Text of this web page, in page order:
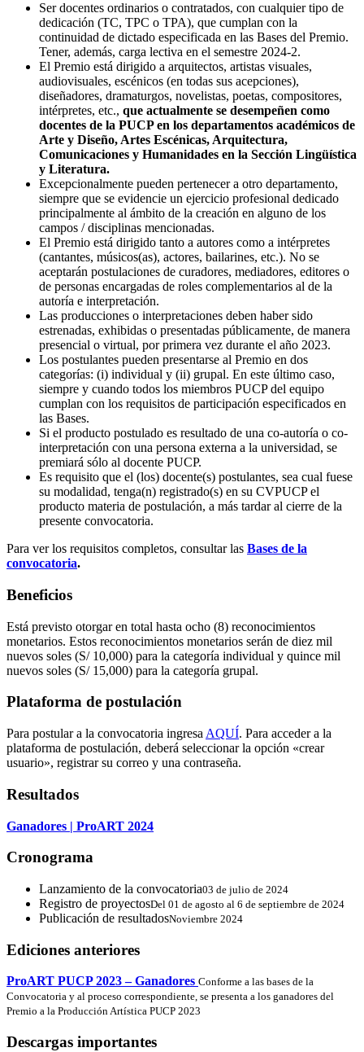
Ser docentes ordinarios o contratados, con cualquier tipo de
dedicación (TC, TPC o TPA), que cumplan con la
continuidad de dictado especificada en las Bases del Premio.
Tener, además, carga lectiva en el semestre 2024-2.
El Premio está dirigido a arquitectos, artistas visuales,
audiovisuales, escénicos (en todas sus acepciones),
diseñadores, dramaturgos, novelistas, poetas, compositores,
intérpretes, etc., que actualmente se desempeñen como
docentes de la PUCP en los departamentos académicos de
Arte y Diseño, Artes Escénicas, Arquitectura,
Comunicaciones y Humanidades en la Sección Lingüística
y Literatura.
Excepcionalmente pueden pertenecer a otro departamento,
siempre que se evidencie un ejercicio profesional dedicado
principalmente al ámbito de la creación en alguno de los
campos / disciplinas mencionadas.
El Premio está dirigido tanto a autores como a intérpretes
(cantantes, músicos(as), actores, bailarines, etc.). No se
aceptarán postulaciones de curadores, mediadores, editores o
de personas encargadas de roles complementarios al de la
autoría e interpretación.
Las producciones o interpretaciones deben haber sido
estrenadas, exhibidas o presentadas públicamente, de manera
presencial o virtual, por primera vez durante el año 2023.
Los postulantes pueden presentarse al Premio en dos
categorías: (i) individual y (ii) grupal. En este último caso,
siempre y cuando todos los miembros PUCP del equipo
cumplan con los requisitos de participación especificados en
las Bases.
Si el producto postulado es resultado de una co-autoría o co-
interpretación con una persona externa a la universidad, se
premiará sólo al docente PUCP.
Es requisito que el (los) docente(s) postulantes, sea cual fuese
su modalidad, tenga(n) registrado(s) en su CVPUCP el
producto materia de postulación, a más tardar al cierre de la
presente convocatoria.
Para ver los requisitos completos, consultar las Bases de la
convocatoria.
Beneficios
Está previsto otorgar en total hasta ocho (8) reconocimientos
monetarios. Estos reconocimientos monetarios serán de diez mil
nuevos soles (S/ 10,000) para la categoría individual y quince mil
nuevos soles (S/ 15,000) para la categoría grupal.
Plataforma de postulación
Para postular a la convocatoria ingresa AQUÍ. Para acceder a la
plataforma de postulación, deberá seleccionar la opción «crear
usuario», registrar su correo y una contraseña.
Resultados
Ganadores | ProART 2024
Cronograma
Lanzamiento de la convocatoria03 de julio de 2024
Registro de proyectosDel 01 de agosto al 6 de septiembre de 2024
Publicación de resultadosNoviembre 2024
Ediciones anteriores
ProART PUCP 2023 – Ganadores Conforme a las bases de la
Convocatoria y al proceso correspondiente, se presenta a los ganadores del
Premio a la Producción Artística PUCP 2023
Descargas importantes